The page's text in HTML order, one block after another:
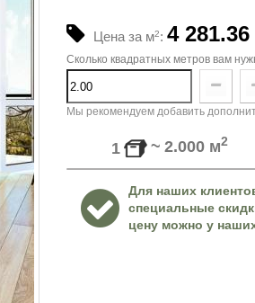
Цена за м2: 4 281.36
Сколько квадратных метров вам
Мы рекомендуем добавить
1 ~ 2.000 м2
Для наших
специальные
цену можно у